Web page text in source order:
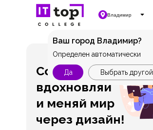
Владимир
Ваш город Владимир?
Да Выбрать другой
Определен автоматически
Создавай,
вдохновляй
и меняй мир
через дизайн!